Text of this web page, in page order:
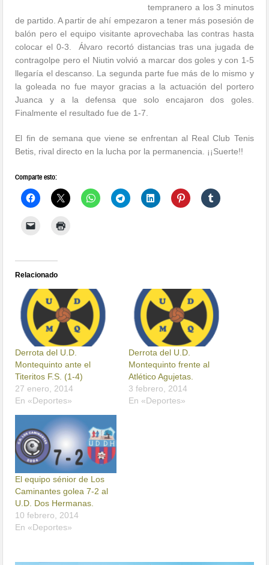
tempranero a los 3 minutos
de partido. A partir de ahí empezaron a tener más posesión de
balón pero el equipo visitante aprovechaba las contras hasta
colocar el 0-3. Álvaro recortó distancias tras una jugada de
contragolpe pero el Niutin volvió a marcar dos goles y con 1-5
llegaría el descanso. La segunda parte fue más de lo mismo y
la goleada no fue mayor gracias a la actuación del portero
Juanca y a la defensa que solo encajaron dos goles.
Finalmente el resultado fue de 1-7.
El fin de semana que viene se enfrentan al Real Club Tenis
Betis, rival directo en la lucha por la permanencia. ¡¡Suerte!!
Comparte esto:
Relacionado
Derrota del U.D.
Montequinto ante el
Titeritos F.S. (1-4)
27 enero, 2014
En «Deportes»
Derrota del U.D.
Montequinto frente al
Atlético Agujetas.
3 febrero, 2014
En «Deportes»
El equipo sénior de Los
Caminantes golea 7-2 al
U.D. Dos Hermanas.
10 febrero, 2014
En «Deportes»